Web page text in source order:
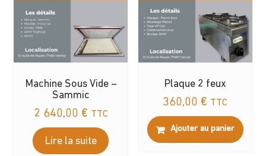
Machine Sous Vide –
Sammic
2 640,00 € TTC
Lire la suite
Plaque 2 feux
360,00 € TTC
Ajouter au panier